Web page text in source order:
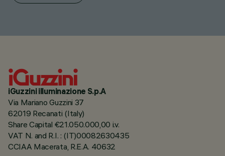
iGuzzini illuminazione S.p.A
Via Mariano Guzzini 37
62019 Recanati (Italy)
Share Capital €21.050.000,00 i.v.
VAT N. and R.I. : (IT)00082630435
CCIAA Macerata, R.E.A. 40632